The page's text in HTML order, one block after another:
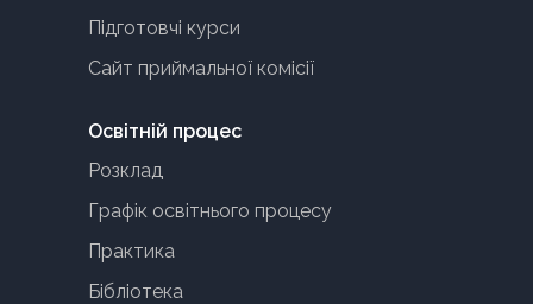
Підготовчі курси
Сайт приймальної комісії
Освітній процес
Розклад
Графік освітнього процесу
Практика
Бібліотека